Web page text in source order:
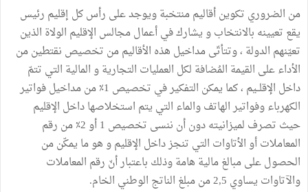
من الضروري تكوينأقاليممنتخبةويوجدعلى رأسكل إقليم رئيس
يقع تعيينه بالانتخابويشاركفيأعمالمجالس الإقليم الولاة الذين
تعيّنهم الدولة ،وتتأتّىمداخيل هذه الأقاليممن تخصيص نقتطينمن
الأداءعلى القيمة المُضافة لكل العمليات التجاريةوالمالية التي تتمّ
داخل الإقلــيم ،كما يمكن التفكيرفي تخصيص 1٪ منمداخيلفواتير
الكهرباءوفواتيرالهاتفوالماء التي يتم استخلاصهاداخل الإقليم
حيث تصرف لميزانيتهدونأن ننسى تخصيص 1أو2٪ من رقم
المعاملاتأوالأتاوات التي تنجزداخل الإقليموهوما يمكّنمن
الحصولعلىمبالغمالية هامةوذلك باعتبارأنّ رقم المعاملات
والآتاوات يساوي 2,5 منمبلغ الناتج الوطني الخام.